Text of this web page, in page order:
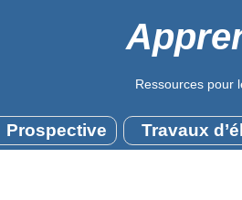
Ressources pour
Prospective Travaux